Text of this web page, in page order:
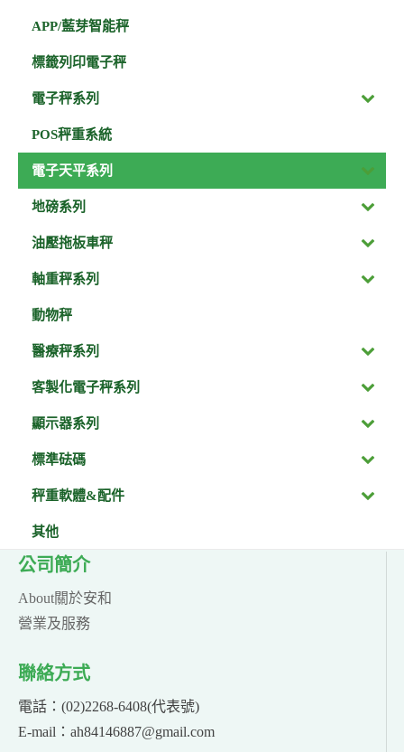
APP/藍芽智能秤
標籤列印電子秤
電子秤系列
POS秤重系統
電子天平系列
地磅系列
油壓拖板車秤
軸重秤系列
動物秤
醫療秤系列
客製化電子秤系列
顯示器系列
標準砝碼
秤重軟體&配件
其他
公司簡介
About關於安和
營業及服務
聯絡方式
電話：(02)2268-6408(代表號)
E-mail：ah84146887@gmail.com